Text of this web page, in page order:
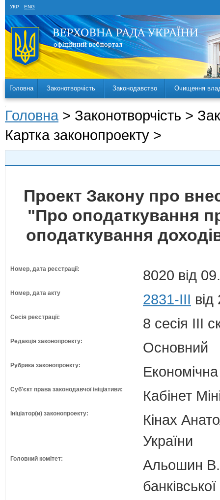
УКР ENG
Головна Законотворчість Законодавство Очищення
Головна > Законотворчість >
Картка законопроекту >
Проект Закону про
"Про оподаткування
оподаткування
Номер, дата реєстрації: 8020 від
Номер, дата акту 2831-III
Сесія реєстрації: 8 сесія III
Редакція законопроекту: Основний
Рубрика законопроекту:
Суб'єкт права законодавчої ініціативи: Кабінет
Ініціатор(и) законопроекту:
Кінах
України
Головний комітет:
Альошин